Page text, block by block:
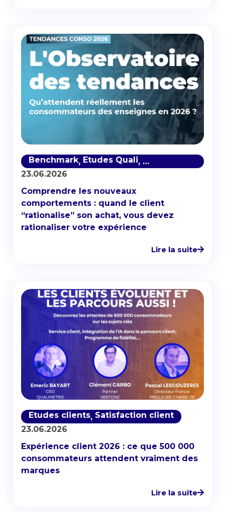
Benchmark, Etudes Quali,
Satisfaction client
23.06.2026
Comprendre les nouveaux
comportements : quand le client
“rationalise” son achat, vous devez
rationaliser votre expérience
Lire la suite
Etudes clients, Satisfaction client
23.06.2026
Expérience client 2026 : ce que 500 000
consommateurs attendent vraiment des
marques
Lire la suite